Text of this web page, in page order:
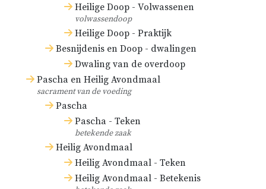
Heilige Doop - Volwassenen
volwassendoop
Heilige Doop - Praktijk
Besnijdenis en Doop - dwalingen
Dwaling van de overdoop
Pascha en Heilig Avondmaal
sacrament van de voeding
Pascha
Pascha - Teken
betekende zaak
Heilig Avondmaal
Heilig Avondmaal - Teken
Heilig Avondmaal - Betekenis